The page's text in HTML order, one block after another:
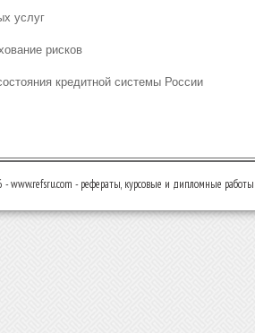
услуг
рисков
кредитной системы России
www.refsru.com - рефераты, курсовые и дипломные работы